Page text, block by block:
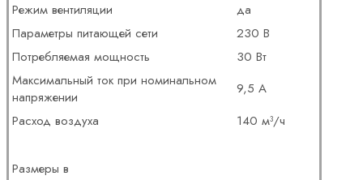
Режим вентиляции
да
Параметры питающей сети
230 В
Потребляемая мощность
30 Вт
Максимальный ток при номинальном
напряжении
9,5 А
Расход воздуха
140 м³/ч
Размеры в